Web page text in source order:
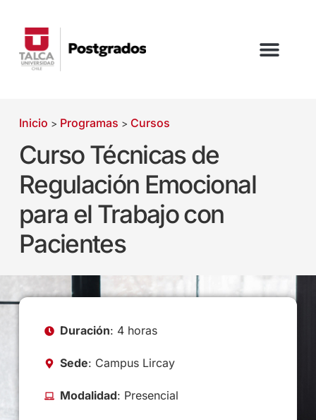
Inicio > Programas > Cursos
Curso Técnicas de
Regulación Emocional
para el Trabajo con
Pacientes
Duración: 4 horas
Sede: Campus Lircay
Modalidad: Presencial